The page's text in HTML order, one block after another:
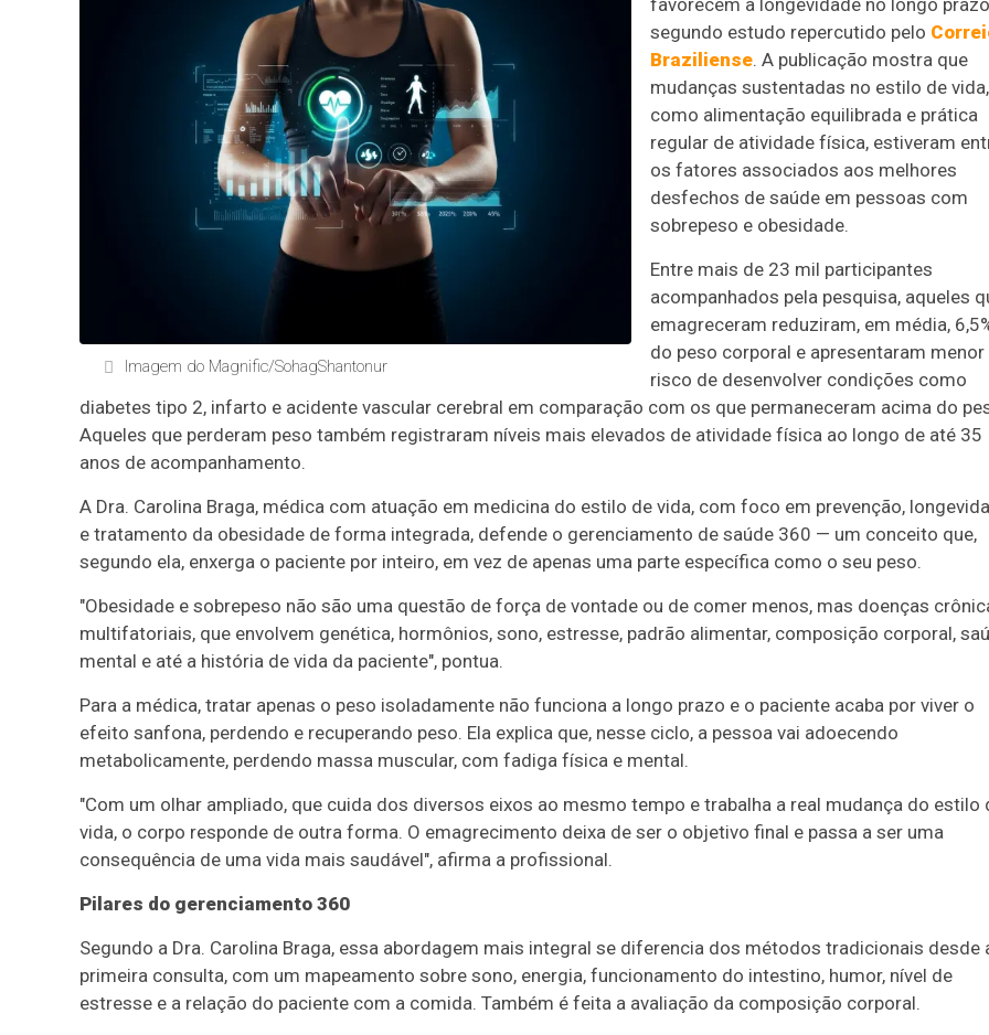
Imagem do Magnific/SohagShantonur
favorecem a longevidade no longo
segundo estudo repercutido pelo
Braziliense. A publicação mostra que
mudanças sustentadas no estilo de vida,
como alimentação equilibrada e prática
regular de atividade física, estiveram
os fatores associados aos melhores
desfechos de saúde em pessoas com
sobrepeso e obesidade.
Entre mais de 23 mil participantes
acompanhados pela pesquisa, aqueles
emagreceram reduziram, em média,
do peso corporal e apresentaram menor
risco de desenvolver condições como
diabetes tipo 2, infarto e acidente vascular cerebral em comparação com os que permaneceram acima do
Aqueles que perderam peso também registraram níveis mais elevados de atividade física ao longo de até 35
anos de acompanhamento.
A Dra. Carolina Braga, médica com atuação em medicina do estilo de vida, com foco em prevenção,
e tratamento da obesidade de forma integrada, defende o gerenciamento de saúde 360 — um conceito que,
segundo ela, enxerga o paciente por inteiro, em vez de apenas uma parte específica como o seu peso.
"Obesidade e sobrepeso não são uma questão de força de vontade ou de comer menos, mas doenças
multifatoriais, que envolvem genética, hormônios, sono, estresse, padrão alimentar, composição corporal,
mental e até a história de vida da paciente", pontua.
Para a médica, tratar apenas o peso isoladamente não funciona a longo prazo e o paciente acaba por viver o
efeito sanfona, perdendo e recuperando peso. Ela explica que, nesse ciclo, a pessoa vai adoecendo
metabolicamente, perdendo massa muscular, com fadiga física e mental.
"Com um olhar ampliado, que cuida dos diversos eixos ao mesmo tempo e trabalha a real mudança do estilo
vida, o corpo responde de outra forma. O emagrecimento deixa de ser o objetivo final e passa a ser uma
consequência de uma vida mais saudável", afirma a profissional.
Pilares do gerenciamento 360
Segundo a Dra. Carolina Braga, essa abordagem mais integral se diferencia dos métodos tradicionais desde
primeira consulta, com um mapeamento sobre sono, energia, funcionamento do intestino, humor, nível de
estresse e a relação do paciente com a comida. Também é feita a avaliação da composição corporal.